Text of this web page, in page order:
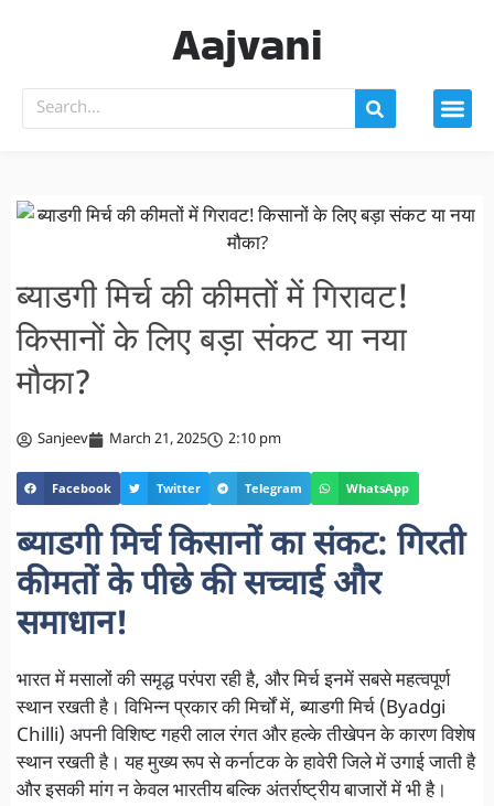
Aajvani
ब्याडगी मिर्च की कीमतों में गिरावट!
किसानों के लिए बड़ा संकट या नया
मौका?
Sanjeev March 21, 2025 2:10 pm
Facebook Twitter Telegram WhatsApp
ब्याडगी मिर्च किसानों का संकट: गिरती
कीमतों के पीछे की सच्चाई और
समाधान!
भारत में मसालों की समृद्ध परंपरा रही है, और मिर्च इनमें सबसे महत्वपूर्ण
स्थान रखती है। विभिन्न प्रकार की मिर्चों में, ब्याडगी मिर्च (Byadgi
Chilli) अपनी विशिष्ट गहरी लाल रंगत और हल्के तीखेपन के कारण विशेष
स्थान रखती है। यह मुख्य रूप से कर्नाटक के हावेरी जिले में उगाई जाती है
और इसकी मांग न केवल भारतीय बल्कि अंतर्राष्ट्रीय बाजारों में भी है।